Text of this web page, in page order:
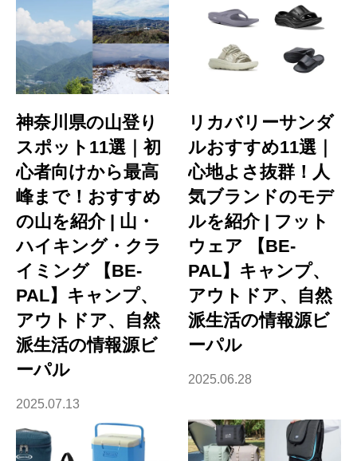
神奈川県の山登り
スポット11選｜初
心者向けから最高
峰まで！おすすめ
の山を紹介 | 山・
ハイキング・クラ
イミング 【BE-
PAL】キャンプ、
アウトドア、自然
派生活の情報源ビ
ーパル
2025.07.13
リカバリーサンダ
ルおすすめ11選｜
心地よさ抜群！人
気ブランドのモデ
ルを紹介 | フット
ウェア 【BE-
PAL】キャンプ、
アウトドア、自然
派生活の情報源ビ
ーパル
2025.06.28